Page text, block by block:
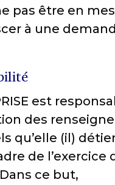
pas être en
à une
est
des
qu’elle (il)
de l’exercice
ce but,